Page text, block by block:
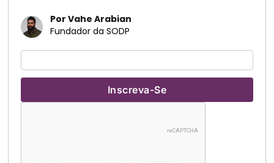
Por Vahe Arabian
Fundador da SODP